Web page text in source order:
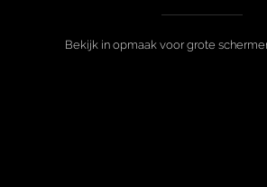
Bekijk in opmaak voor grote